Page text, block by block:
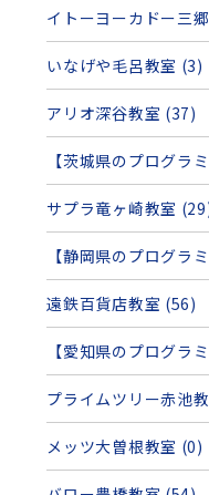
イトーヨーカドー三
いなげや毛呂教室 (3)
アリオ深谷教室 (37)
【茨城県のプログラ
サプラ竜ヶ崎教室
【静岡県のプログラ
遠鉄百貨店教室 (56)
【愛知県のプログラ
プライムツリー赤池
メッツ大曽根教室 (0)